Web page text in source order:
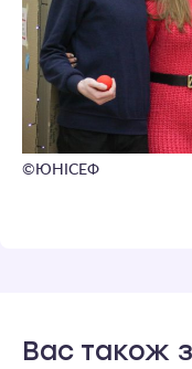
©ЮНІСЕФ
Вас також